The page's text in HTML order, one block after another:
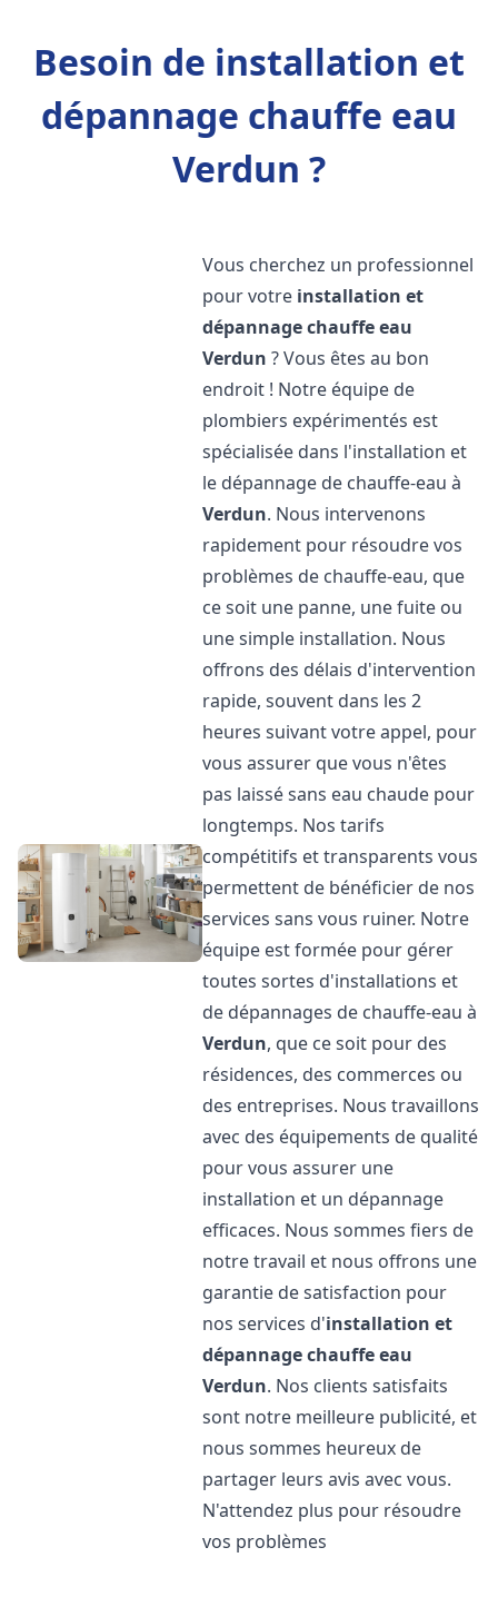
Besoin de installation et
dépannage chauffe eau
Verdun ?
Vous cherchez un professionnel
pour votre installation et
dépannage chauffe eau
Verdun ? Vous êtes au bon
endroit ! Notre équipe de
plombiers expérimentés est
spécialisée dans l'installation et
le dépannage de chauffe-eau à
Verdun. Nous intervenons
rapidement pour résoudre vos
problèmes de chauffe-eau, que
ce soit une panne, une fuite ou
une simple installation. Nous
offrons des délais d'intervention
rapide, souvent dans les 2
heures suivant votre appel, pour
vous assurer que vous n'êtes
pas laissé sans eau chaude pour
longtemps. Nos tarifs
compétitifs et transparents vous
permettent de bénéficier de nos
services sans vous ruiner. Notre
équipe est formée pour gérer
toutes sortes d'installations et
de dépannages de chauffe-eau à
Verdun, que ce soit pour des
résidences, des commerces ou
des entreprises. Nous travaillons
avec des équipements de qualité
pour vous assurer une
installation et un dépannage
efficaces. Nous sommes fiers de
notre travail et nous offrons une
garantie de satisfaction pour
nos services d'installation et
dépannage chauffe eau
Verdun. Nos clients satisfaits
sont notre meilleure publicité, et
nous sommes heureux de
partager leurs avis avec vous.
N'attendez plus pour résoudre
vos problèmes